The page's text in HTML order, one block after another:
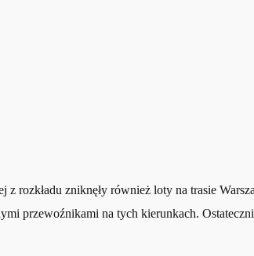
rozkładu zniknęły również loty na trasie
przewoźnikami na tych kierunkach.